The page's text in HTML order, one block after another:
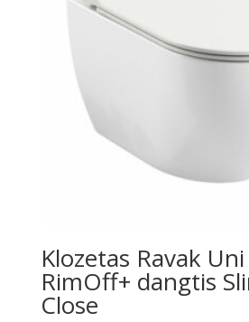
Klozetas Ravak
RimOff+ dangtis
Close